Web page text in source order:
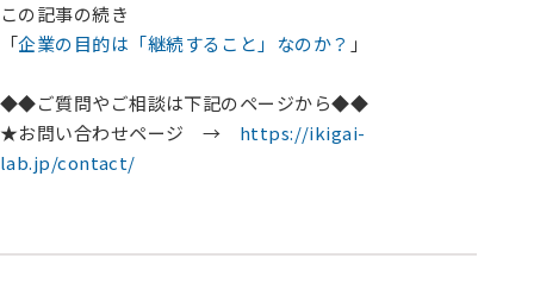
この記事の続き
「企業の目的は「継続すること」なのか？ 」
◆◆ご質問やご相談は下記のページから◆◆
★お問い合わせページ → https://ikigai-
lab.jp/contact/